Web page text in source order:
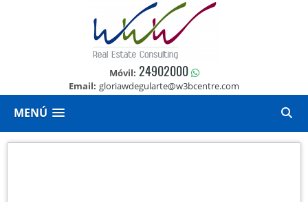
Móvil: 24902000
Email: gloriawdegularte@w3bcentre.com
MENÚ